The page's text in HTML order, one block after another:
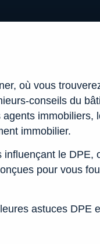
où vous
conseils du
immobiliers,
immobilier.
le DPE,
pour vous
astuces DPE